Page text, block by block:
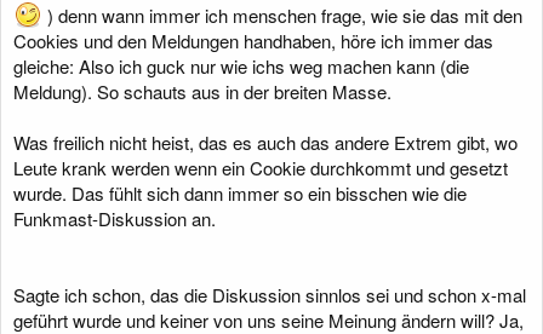
) denn wann immer ich menschen frage, wie sie das mit den
Cookies und den Meldungen handhaben, höre ich immer das
gleiche: Also ich guck nur wie ichs weg machen kann (die
Meldung). So schauts aus in der breiten Masse.
Was freilich nicht heist, das es auch das andere Extrem gibt, wo
Leute krank werden wenn ein Cookie durchkommt und gesetzt
wurde. Das fühlt sich dann immer so ein bisschen wie die
Funkmast-Diskussion an.
Sagte ich schon, das die Diskussion sinnlos sei und schon x-mal
geführt wurde und keiner von uns seine Meinung ändern will? Ja,